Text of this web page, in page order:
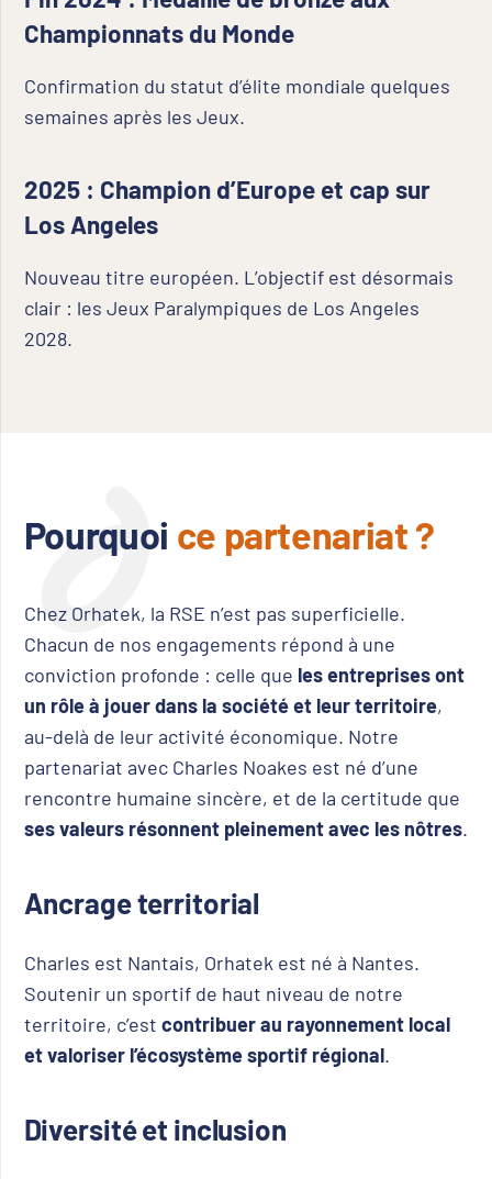
Championnats du Monde
Confirmation du statut d’élite mondiale quelques
semaines après les Jeux.
2025 : Champion d’Europe et cap sur
Los Angeles
Nouveau titre européen. L’objectif est désormais
clair : les Jeux Paralympiques de Los Angeles
2028.
Pourquoi ce partenariat ?
Chez Orhatek, la RSE n’est pas superficielle.
Chacun de nos engagements répond à une
conviction profonde : celle que les entreprises ont
un rôle à jouer dans la société et leur territoire,
au-delà de leur activité économique. Notre
partenariat avec Charles Noakes est né d’une
rencontre humaine sincère, et de la certitude que
ses valeurs résonnent pleinement avec les nôtres.
Ancrage territorial
Charles est Nantais, Orhatek est né à Nantes.
Soutenir un sportif de haut niveau de notre
territoire, c’est contribuer au rayonnement local
et valoriser l’écosystème sportif régional.
Diversité et inclusion